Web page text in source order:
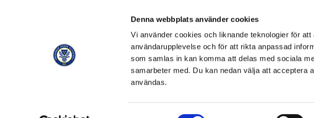
Denna webbplats använder cookies
Vi använder cookies och liknande teknologier för
användarupplevelse och för att rikta anpassad
som samlas in kan komma att delas med sociala
samarbeter med. Du kan nedan välja att
användas.
Samtyckesval
HUVUDPARTNER OCH PRESENTING PARTNER ALLSVENSKAN